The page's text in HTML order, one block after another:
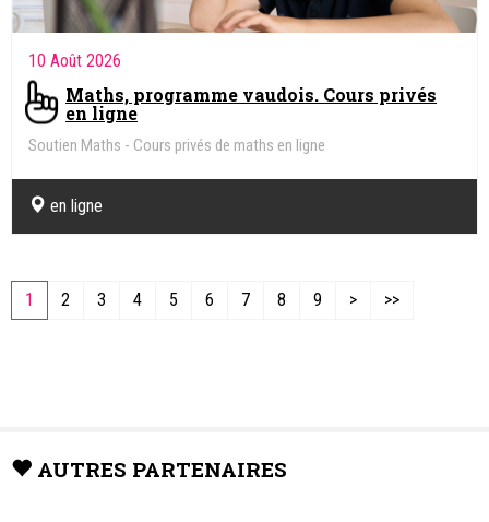
10 Août 2026
Maths, programme vaudois. Cours privés
en ligne
Soutien Maths - Cours privés de maths en ligne
en ligne
1 2 3 4 5 6 7 8 9 > >>
AUTRES PARTENAIRES